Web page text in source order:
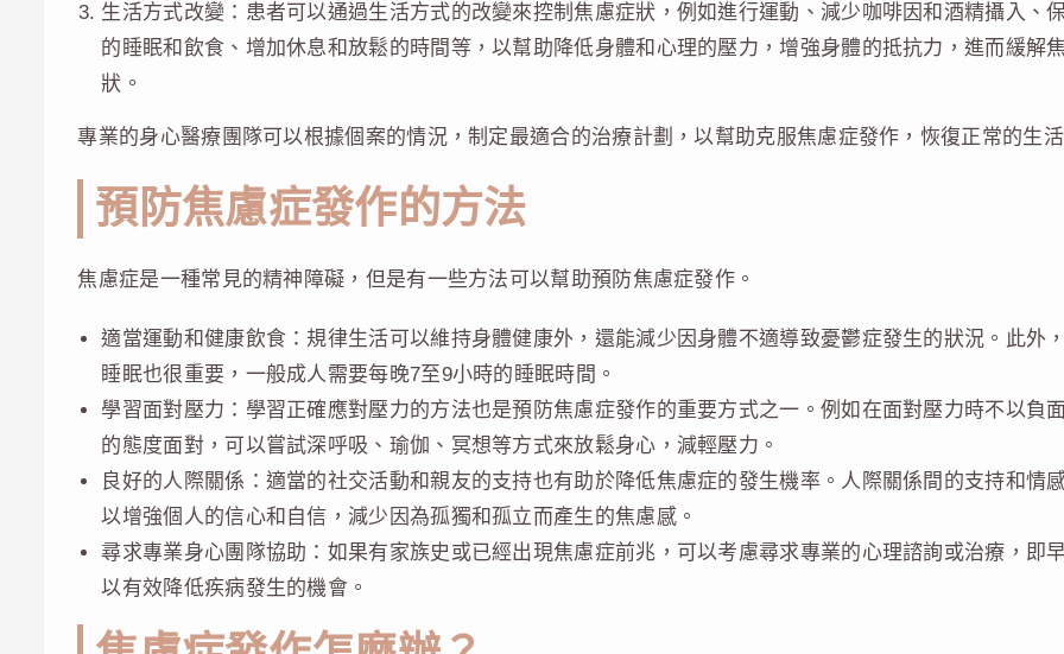
生活方式改變：患者可以通過生活方式的改變來控制焦慮症狀，例如進行運動、減少咖啡因和酒精攝入、
的睡眠和飲食、增加休息和放鬆的時間等，以幫助降低身體和心理的壓力，增強身體的抵抗力，進而緩解
狀。
專業的身心醫療團隊可以根據個案的情況，制定最適合的治療計劃，以幫助克服焦慮症發作，恢復正常的生
預防焦慮症發作的方法
焦慮症是一種常見的精神障礙，但是有一些方法可以幫助預防焦慮症發作。
適當運動和健康飲食：規律生活可以維持身體健康外，還能減少因身體不適導致憂鬱症發生的狀況。此外
睡眠也很重要，一般成人需要每晚7至9小時的睡眠時間。
學習面對壓力：學習正確應對壓力的方法也是預防焦慮症發作的重要方式之一。例如在面對壓力時不以負
的態度面對，可以嘗試深呼吸、瑜伽、冥想等方式來放鬆身心，減輕壓力。
良好的人際關係：適當的社交活動和親友的支持也有助於降低焦慮症的發生機率。人際關係間的支持和情
以增強個人的信心和自信，減少因為孤獨和孤立而產生的焦慮感。
尋求專業身心團隊協助：如果有家族史或已經出現焦慮症前兆，可以考慮尋求專業的心理諮詢或治療，即
以有效降低疾病發生的機會。